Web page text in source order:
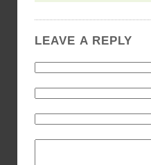
LEAVE A REPLY